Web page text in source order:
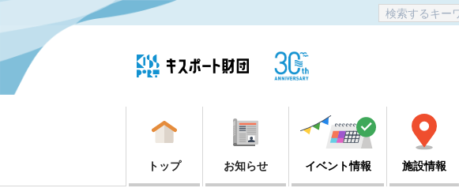
トップ お知らせ イベント情報 施設情報